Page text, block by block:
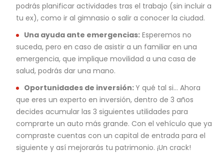
podrás planificar actividades tras el trabajo (sin incluir a
tu ex), como ir al gimnasio o salir a conocer la ciudad.
Una ayuda ante emergencias: Esperemos no
suceda, pero en caso de asistir a un familiar en una
emergencia, que implique movilidad a una casa de
salud, podrás dar una mano.
Oportunidades de inversión:Y qué tal si… Ahora
que eres un experto en inversión, dentro de 3 años
decides acumular las 3 siguientes utilidades para
comprarte un auto más grande. Con el vehículo que ya
compraste cuentas con un capital de entrada para el
siguiente y así mejorarás tu patrimonio. ¡Un crack!